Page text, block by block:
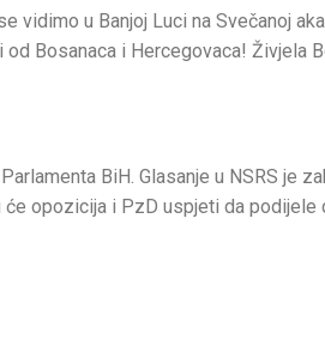
u Banjoj Luci na Svečanoj
Bosanaca i Hercegovaca! Živjela
BiH. Glasanje u NSRS je
opozicija i PzD uspjeti da podijele